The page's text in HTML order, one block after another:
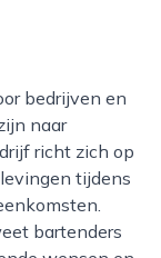
naar
richt zich op
tijdens
bartenders